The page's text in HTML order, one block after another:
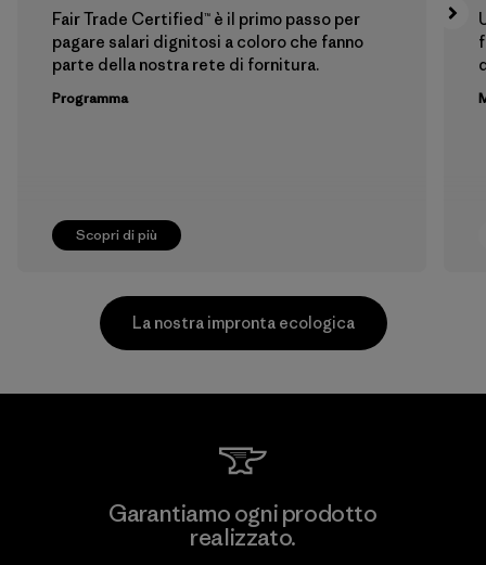
Scopri di più
Fair Trade Certified™ è il primo passo per
pagare salari dignitosi a coloro che fanno
parte della nostra rete di fornitura.
Programma
Kanaan Bao Loc Co., Ltd.
La nostra impronta ecologica
Garantiamo ogni prodotto
realizzato.